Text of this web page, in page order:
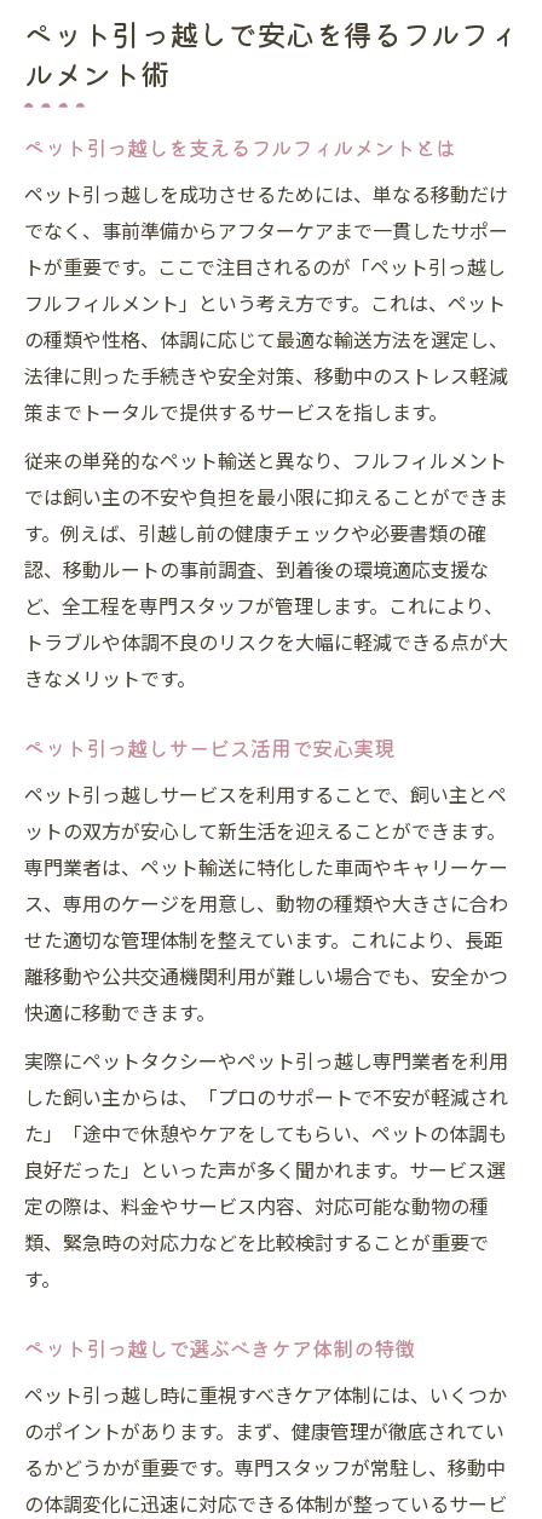
ペット引っ越しで安心を得るフルフィ
ルメント術
ペット引っ越しを支えるフルフィルメントとは
ペット引っ越しを成功させるためには、単なる移動だけ
でなく、事前準備からアフターケアまで一貫したサポー
トが重要です。ここで注目されるのが「ペット引っ越し
フルフィルメント」という考え方です。これは、ペット
の種類や性格、体調に応じて最適な輸送方法を選定し、
法律に則った手続きや安全対策、移動中のストレス軽減
策までトータルで提供するサービスを指します。
従来の単発的なペット輸送と異なり、フルフィルメント
では飼い主の不安や負担を最小限に抑えることができま
す。例えば、引越し前の健康チェックや必要書類の確
認、移動ルートの事前調査、到着後の環境適応支援な
ど、全工程を専門スタッフが管理します。これにより、
トラブルや体調不良のリスクを大幅に軽減できる点が大
きなメリットです。
ペット引っ越しサービス活用で安心実現
ペット引っ越しサービスを利用することで、飼い主とペ
ットの双方が安心して新生活を迎えることができます。
専門業者は、ペット輸送に特化した車両やキャリーケー
ス、専用のケージを用意し、動物の種類や大きさに合わ
せた適切な管理体制を整えています。これにより、長距
離移動や公共交通機関利用が難しい場合でも、安全かつ
快適に移動できます。
実際にペットタクシーやペット引っ越し専門業者を利用
した飼い主からは、「プロのサポートで不安が軽減され
た」「途中で休憩やケアをしてもらい、ペットの体調も
良好だった」といった声が多く聞かれます。サービス選
定の際は、料金やサービス内容、対応可能な動物の種
類、緊急時の対応力などを比較検討することが重要で
す。
ペット引っ越しで選ぶべきケア体制の特徴
ペット引っ越し時に重視すべきケア体制には、いくつか
のポイントがあります。まず、健康管理が徹底されてい
るかどうかが重要です。専門スタッフが常駐し、移動中
の体調変化に迅速に対応できる体制が整っているサービ